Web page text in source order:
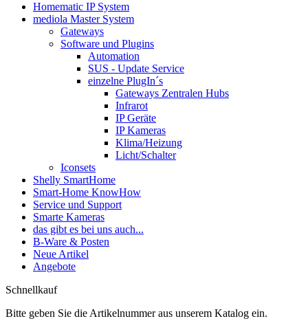
Homematic IP System
mediola Master System
Gateways
Software und Plugins
Automation
SUS - Update Service
einzelne PlugIn´s
Gateways Zentralen Hubs
Infrarot
IP Geräte
IP Kameras
Klima/Heizung
Licht/Schalter
Iconsets
Shelly SmartHome
Smart-Home KnowHow
Service und Support
Smarte Kameras
das gibt es bei uns auch...
B-Ware & Posten
Neue Artikel
Angebote
Schnellkauf
Bitte geben Sie die Artikelnummer aus unserem Katalog ein.